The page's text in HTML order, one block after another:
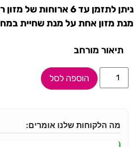
ניתן לתזמן עד 6
מנת מזון אחת על מנת שחיית
תיאור מורחב
הוספה לסל
מה הלקוחות שלנו אומרים: